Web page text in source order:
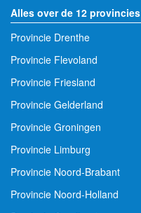
Alles over de 12 provincies
Provincie Drenthe
Provincie Flevoland
Provincie Friesland
Provincie Gelderland
Provincie Groningen
Provincie Limburg
Provincie Noord-Brabant
Provincie Noord-Holland